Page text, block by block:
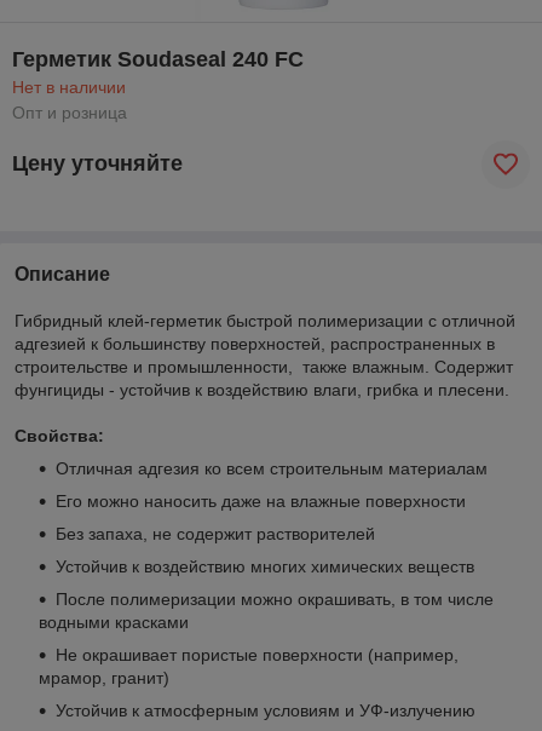
Герметик Soudaseal 240 FC
Нет в наличии
Опт и розница
Цену уточняйте
Описание
Гибридный клей-герметик быстрой полимеризации с отличной
адгезией к большинству поверхностей, распространенных в
строительстве и промышленности, также влажным. Содержит
фунгициды - устойчив к воздействию влаги, грибка и плесени.
Свойства:
Отличная адгезия ко всем строительным материалам
Его можно наносить даже на влажные поверхности
Без запаха, не содержит растворителей
Устойчив к воздействию многих химических веществ
После полимеризации можно окрашивать, в том числе
водными красками
Не окрашивает пористые поверхности (например,
мрамор, гранит)
Устойчив к атмосферным условиям и УФ-излучению